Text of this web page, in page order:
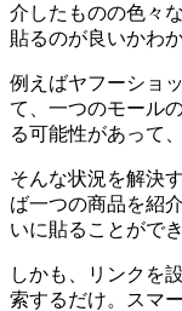
介したものの色々
貼るのが良いかわ
例えばヤフーショ
て、一つのモール
る可能性があって
そんな状況を解決
ば一つの商品を紹
いに貼ることができ
しかも、リンクを
索するだけ。スマ